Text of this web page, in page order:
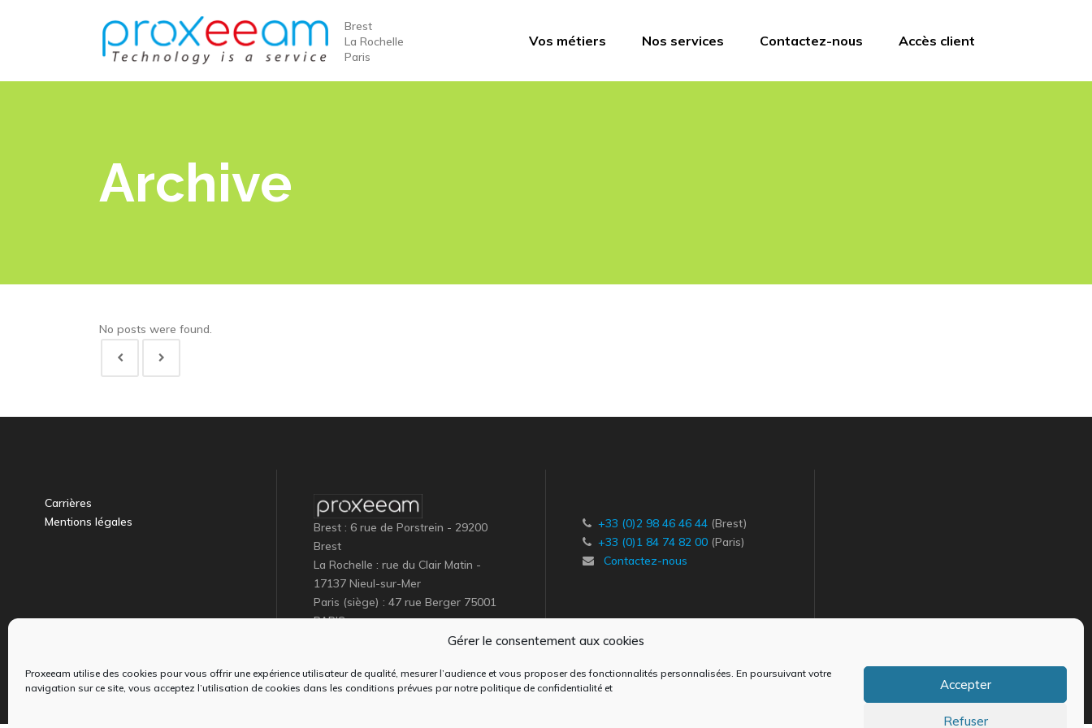
Gérer le consentement aux cookies
Proxeeam utilise des cookies pour vous offrir une expérience utilisateur de qualité, mesurer l’audience et vous proposer des fonctionnalités personnalisées. En poursuivant votre
navigation sur ce site, vous acceptez l’utilisation de cookies dans les conditions prévues par notre politique de confidentialité et Accepter
Refuser
Brest
La Rochelle
Paris
Vos métiers Nos services Contactez-nous Accès client
Archive
No posts were found.
Carrières
Mentions légales
Brest : 6 rue de Porstrein - 29200
Brest
La Rochelle : rue du Clair Matin -
17137 Nieul-sur-Mer
Paris (siège) : 47 rue Berger 75001
PARIS
+33 (0)2 98 46 46 44 (Brest)
+33 (0)1 84 74 82 00 (Paris)
Contactez-nous